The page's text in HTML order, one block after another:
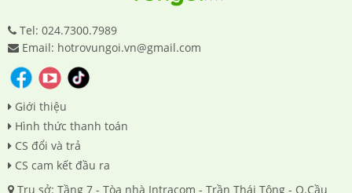
Tel: 024.7300.7989
Email: hotrovungoi.vn@gmail.com
Giới thiệu
Hình thức thanh toán
CS đổi và trả
CS cam kết đầu ra
Trụ sở: Tầng 7 - Tòa nhà Intracom - Trần Thái Tông - Q.Cầu